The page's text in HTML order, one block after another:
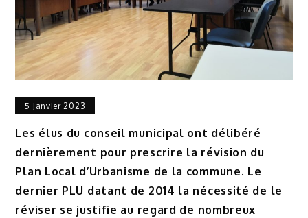
5 Janvier 2023
Les élus du conseil municipal ont délibéré
dernièrement pour prescrire la révision du
Plan Local d’Urbanisme de la commune. Le
dernier PLU datant de 2014 la nécessité de le
réviser se justifie au regard de nombreux